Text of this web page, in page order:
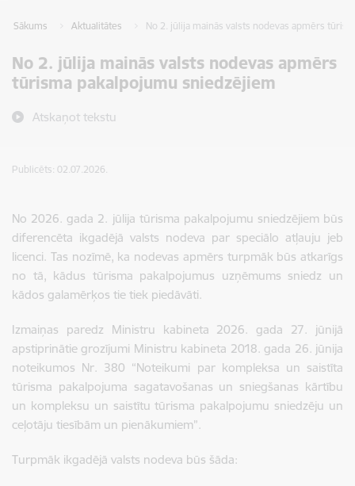
Sākums Aktualitātes No 2. jūlija mainās valsts nodevas apmērs
No 2. jūlija mainās valsts nodevas apmērs
tūrisma pakalpojumu sniedzējiem
Atskaņot tekstu
Publicēts: 02.07.2026.
No 2026. gada 2. jūlija tūrisma pakalpojumu sniedzējiem būs
diferencēta ikgadējā valsts nodeva par speciālo atļauju jeb
licenci. Tas nozīmē, ka nodevas apmērs turpmāk būs atkarīgs
no tā, kādus tūrisma pakalpojumus uzņēmums sniedz un
kādos galamērķos tie tiek piedāvāti.
Izmaiņas paredz Ministru kabineta 2026. gada 27. jūnijā
apstiprinātie grozījumi Ministru kabineta 2018. gada 26. jūnija
noteikumos Nr. 380 “Noteikumi par kompleksa un saistīta
tūrisma pakalpojuma sagatavošanas un sniegšanas kārtību
un kompleksu un saistītu tūrisma pakalpojumu sniedzēju un
ceļotāju tiesībām un pienākumiem”.
Turpmāk ikgadējā valsts nodeva būs šāda: